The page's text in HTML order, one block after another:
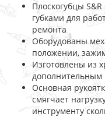
Плоскогубцы
губками для
ремонта
Оборудованы
положении,
Изготовлены из
Основная
смягчает
инструменту